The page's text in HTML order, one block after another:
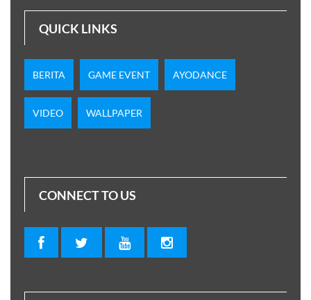
QUICK LINKS
BERITA GAME EVENT AYODANCE
VIDEO WALLPAPER
CONNECT TO US